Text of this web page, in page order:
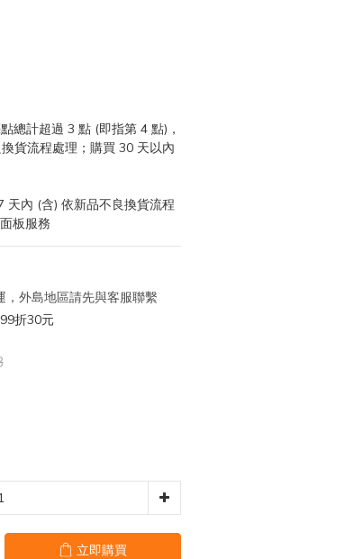
總計超過 3 點 (即指第 4 點)，
貨流程處理；購買 30 天以內
天內 (含) 依新品不良換貨流程
板服務
外島地區請先與客服聯繫
折30元
立即購買